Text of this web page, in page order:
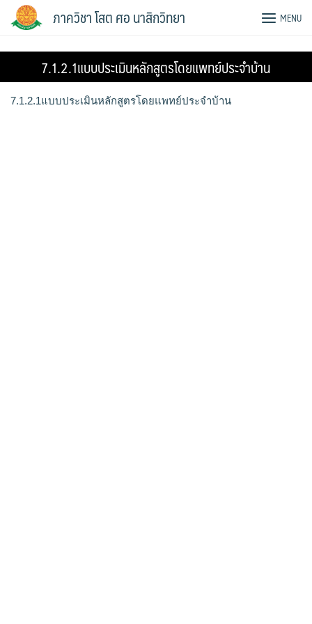
Skip
ภาควิชา โสต ศอ นาสิกวิทยา MENU
7.1.2.1แบบประเมินหลักสูตรโดยแพทย์ประจำบ้าน
7.1.2.1แบบประเมินหลักสูตรโดยแพทย์ประจำบ้าน